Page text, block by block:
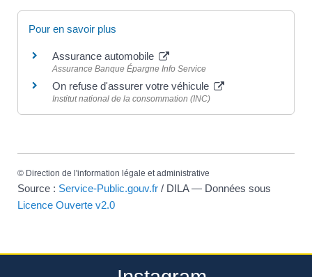
Pour en savoir plus
Assurance automobile
Assurance Banque Épargne Info Service
On refuse d'assurer votre véhicule
Institut national de la consommation (INC)
© Direction de l'information légale et administrative
Source : Service-Public.gouv.fr / DILA — Données sous
Licence Ouverte v2.0